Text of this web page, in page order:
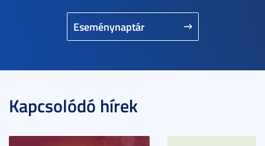
Eseménynaptár
Kapcsolódó hírek